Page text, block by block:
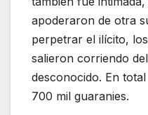
apoderaron de otra
perpetrar el ilícito,
salieron corriendo
desconocido. En
700 mil guaranies.